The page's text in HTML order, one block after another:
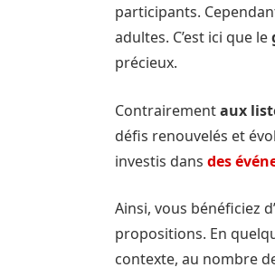
participants.
adultes. C’est ici que le
précieux.
Contrairementaux
défis renouvelés et
investis dansdes
Ainsi, vous bénéficiez
propositions. En
contexte, au nombre